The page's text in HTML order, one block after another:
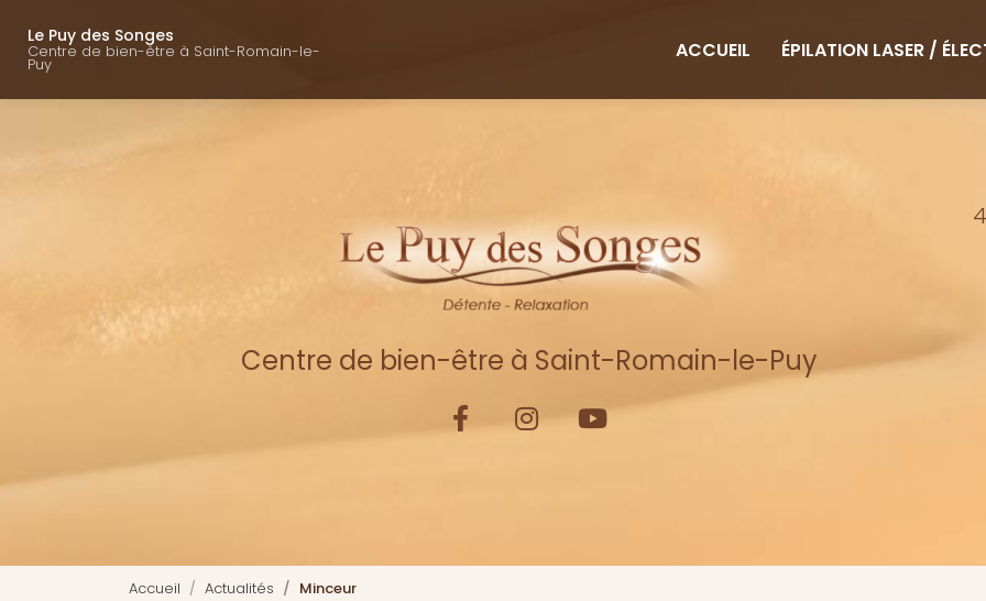
contenu
Le Puy des Songes
Centre de bien-être à Saint-Romain-le-
Puy
ACCUEIL
ÉPILATION LASER /
Centre de bien-être à Saint-Romain-le-Puy
Accueil Actualités Minceur